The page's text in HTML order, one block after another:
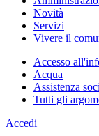
Novità
Servizi
Vivere il
Accesso
Acqua
Assistenza
Tutti gli
Accedi